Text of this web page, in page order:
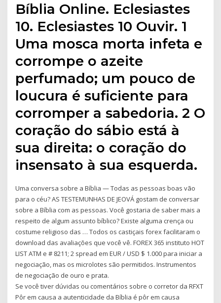
Bíblia Online. Eclesiastes
10. Eclesiastes 10 Ouvir. 1
Uma mosca morta infeta e
corrompe o azeite
perfumado; um pouco de
loucura é suficiente para
corromper a sabedoria. 2 O
coração do sábio está à
sua direita: o coração do
insensato à sua esquerda.
Uma conversa sobre a Bíblia — Todas as pessoas boas vão
para o céu? AS TESTEMUNHAS DE JEOVÁ gostam de conversar
sobre a Bíblia com as pessoas. Você gostaria de saber mais a
respeito de algum assunto bíblico? Existe alguma crença ou
costume religioso das … Todos os castiçais forex facilitaram o
download das avaliações que você vê. FOREX 365 instituto HOT
LIST ATM e # 8211; 2 spread em EUR / USD $ 1.000 para iniciar a
negociação, mas os microlotes são permitidos. Instrumentos
de negociação de ouro e prata.
Se você tiver dúvidas ou comentários sobre o corretor da RFXT
Pôr em causa a autenticidade da Bíblia é pôr em causa